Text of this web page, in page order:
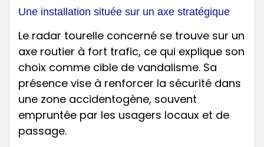
Une installation située sur un axe stratégique
Le radar tourelle concerné se trouve sur un
axe routier à fort trafic, ce qui explique son
choix comme cible de vandalisme. Sa
présence vise à renforcer la sécurité dans
une zone accidentogène, souvent
empruntée par les usagers locaux et de
passage.